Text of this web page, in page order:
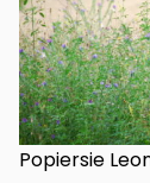
Popiersie